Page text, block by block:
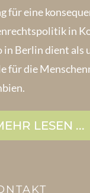
für eine
in
in Berlin dient als
für die
LESEN ...